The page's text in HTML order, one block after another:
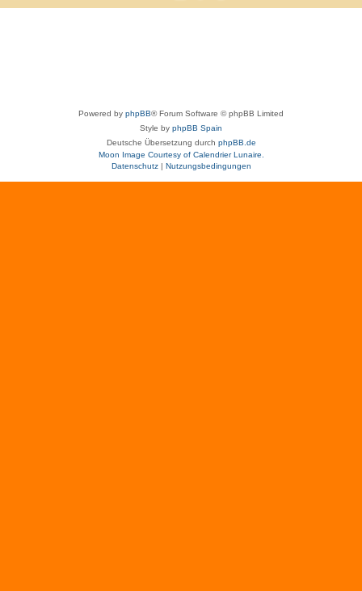
Powered by phpBB® Forum Software © phpBB Limited
Style by phpBB Spain
Deutsche Übersetzung durch phpBB.de
Moon Image Courtesy of Calendrier Lunaire.
Datenschutz| Nutzungsbedingungen